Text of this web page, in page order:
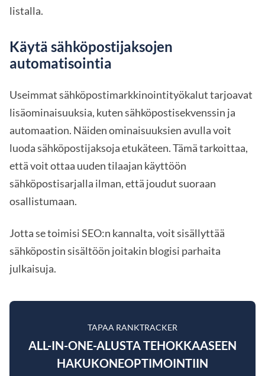
listalla.
Käytä sähköpostijaksojen
automatisointia
Useimmat sähköpostimarkkinointityökalut tarjoavat
lisäominaisuuksia, kuten sähköpostisekvenssin ja
automaation. Näiden ominaisuuksien avulla voit
luoda sähköpostijaksoja etukäteen. Tämä tarkoittaa,
että voit ottaa uuden tilaajan käyttöön
sähköpostisarjalla ilman, että joudut suoraan
osallistumaan.
Jotta se toimisi SEO:n kannalta, voit sisällyttää
sähköpostin sisältöön joitakin blogisi parhaita
julkaisuja.
TAPAA RANKTRACKER
ALL-IN-ONE-ALUSTA TEHOKKAASEEN
HAKUKONEOPTIMOINTIIN